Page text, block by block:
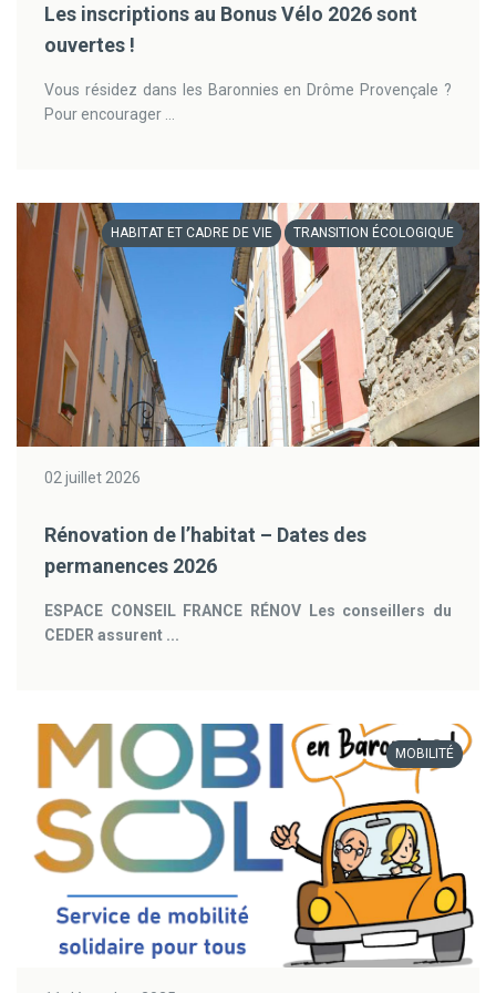
Les inscriptions au Bonus Vélo 2026 sont
ouvertes !
Vous résidez dans les Baronnies en Drôme Provençale ?
Pour encourager ...
HABITAT ET CADRE DE VIE TRANSITION ÉCOLOGIQUE
02 juillet 2026
Rénovation de l’habitat – Dates des
permanences 2026
ESPACE CONSEIL FRANCE RÉNOV
Les conseillers du
CEDER assurent ...
MOBILITÉ